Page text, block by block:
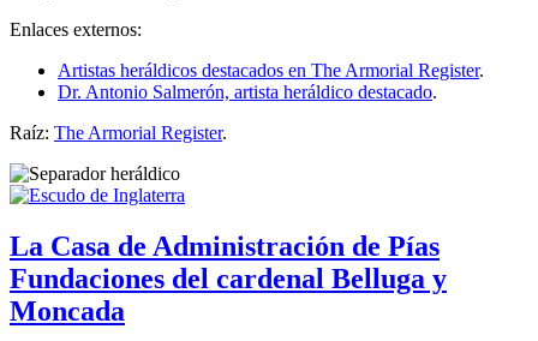
Enlaces externos:
Artistas heráldicos destacados en The Armorial Register.
Dr. Antonio Salmerón, artista heráldico destacado.
Raíz: The Armorial Register.
La Casa de Administración de Pías
Fundaciones del cardenal Belluga y
Moncada